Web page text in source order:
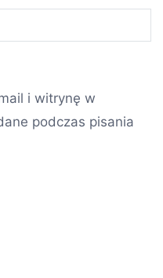
i witrynę w
podczas pisania